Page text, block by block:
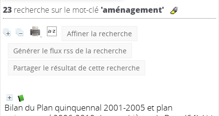
23 recherche sur le mot-clé 'aménagement'
Affiner la recherche
Générer le flux rss de la recherche
Partager le résultat de cette recherche
Bilan du Plan quinquennal 2001-2005 et plan